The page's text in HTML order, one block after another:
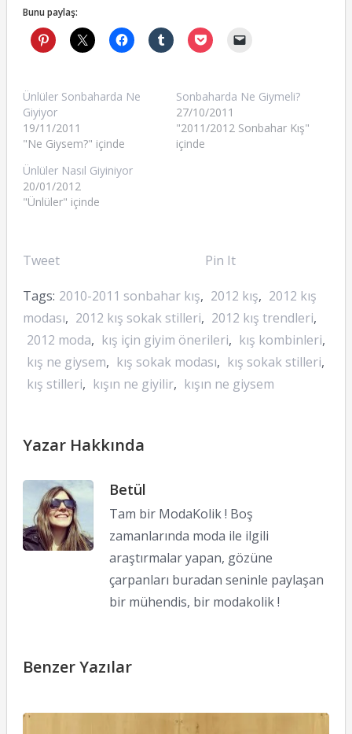
Bunu paylaş:
Ünlüler Sonbaharda Ne
Giyiyor
19/11/2011
"Ne Giysem?" içinde
Sonbaharda Ne Giymeli?
27/10/2011
"2011/2012 Sonbahar Kış"
içinde
Ünlüler Nasıl Giyiniyor
20/01/2012
"Ünlüler" içinde
Tweet Pin It
Tags: 2010-2011 sonbahar kış, 2012 kış, 2012 kış
modası, 2012 kış sokak stilleri, 2012 kış trendleri,
2012 moda, kış için giyim önerileri, kış kombinleri,
kış ne giysem, kış sokak modası, kış sokak stilleri,
kış stilleri, kışın ne giyilir, kışın ne giysem
Yazar Hakkında
Betül
Tam bir ModaKolik ! Boş
zamanlarında moda ile ilgili
araştırmalar yapan, gözüne
çarpanları buradan seninle paylaşan
bir mühendis, bir modakolik !
Benzer Yazılar